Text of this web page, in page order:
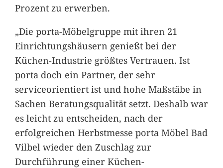
Prozent zu erwerben.
„Die porta-Möbelgruppe mit ihren 21
Einrichtungshäusern genießt bei der
Küchen-Industrie größtes Vertrauen. Ist
porta doch ein Partner, der sehr
serviceorientiert ist und hohe Maßstäbe in
Sachen Beratungsqualität setzt. Deshalb war
es leicht zu entscheiden, nach der
erfolgreichen Herbstmesse porta Möbel Bad
Vilbel wieder den Zuschlag zur
Durchführung einer Küchen-